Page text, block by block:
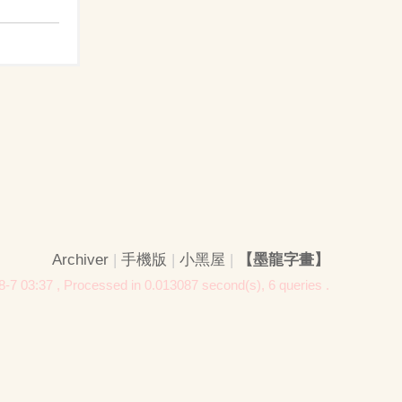
Archiver | 手機版 | 小黑屋 | 【墨龍字畫】
7 03:37 , Processed in 0.013087 second(s), 6 queries .